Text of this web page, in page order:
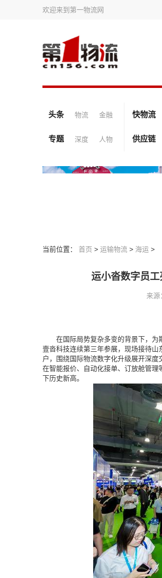
欢迎来到第一物流网
头条 物流 金融 快物流
专题 深度 人物 供应链
当前位置： 首页 > 运输物流 > 海运 >
运小沓数字员
来
在国际局势复杂多变的背景下，为
壹沓科技连续第三年参展，现场接待
户，围绕国际物流数字化升级展开深
在智能报价、自动化接单、订放舱管理
下历史新高。